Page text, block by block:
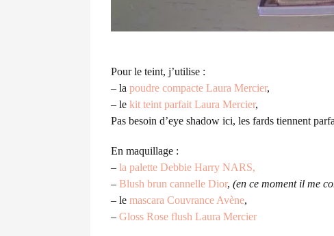
Pour le teint, j’utilise :
– la poudre compacte Laura Mercier,
– le kit teint parfait Laura Mercier,
Pas besoin d’eye shadow ici, les fards tiennent
En maquillage :
– la palette Debbie Harry NARS,
– Blush brun cannelle Dior, (en ce moment il me
– le mascara Couvrance Avène,
– Gloss Rose flush Laura Mercier